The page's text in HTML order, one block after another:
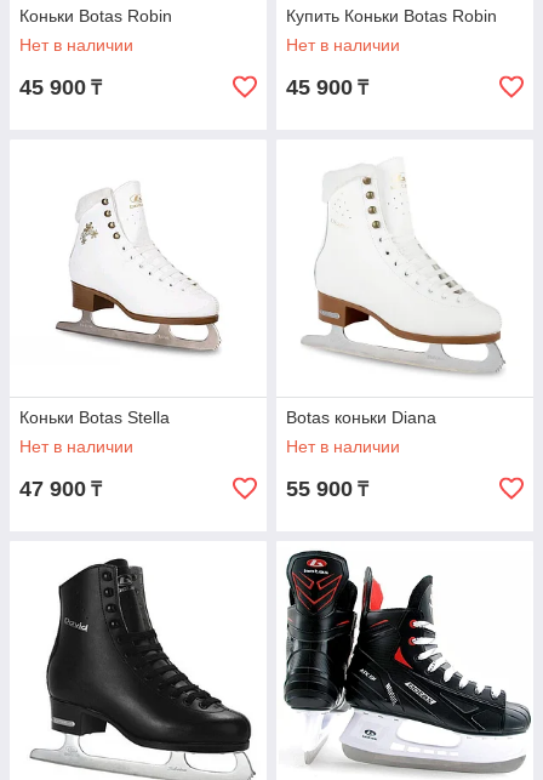
Коньки Botas Robin
Нет в наличии
45 900 ₸
Купить Коньки Botas Robin
Нет в наличии
45 900 ₸
Коньки Botas Stella
Нет в наличии
47 900 ₸
Botas коньки Diana
Нет в наличии
55 900 ₸